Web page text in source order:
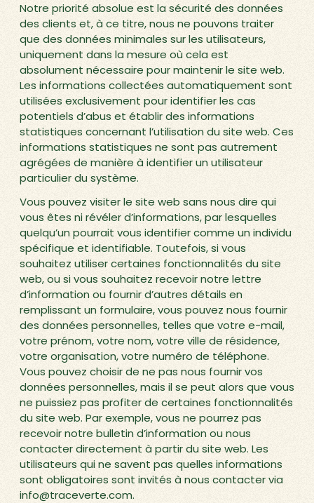
Notre priorité absolue est la sécurité des données
des clients et, à ce titre, nous ne pouvons traiter
que des données minimales sur les utilisateurs,
uniquement dans la mesure où cela est
absolument nécessaire pour maintenir le site web.
Les informations collectées automatiquement sont
utilisées exclusivement pour identifier les cas
potentiels d’abus et établir des informations
statistiques concernant l’utilisation du site web. Ces
informations statistiques ne sont pas autrement
agrégées de manière à identifier un utilisateur
particulier du système.
Vous pouvez visiter le site web sans nous dire qui
vous êtes ni révéler d’informations, par lesquelles
quelqu’un pourrait vous identifier comme un individu
spécifique et identifiable. Toutefois, si vous
souhaitez utiliser certaines fonctionnalités du site
web, ou si vous souhaitez recevoir notre lettre
d’information ou fournir d’autres détails en
remplissant un formulaire, vous pouvez nous fournir
des données personnelles, telles que votre e-mail,
votre prénom, votre nom, votre ville de résidence,
votre organisation, votre numéro de téléphone.
Vous pouvez choisir de ne pas nous fournir vos
données personnelles, mais il se peut alors que vous
ne puissiez pas profiter de certaines fonctionnalités
du site web. Par exemple, vous ne pourrez pas
recevoir notre bulletin d’information ou nous
contacter directement à partir du site web. Les
utilisateurs qui ne savent pas quelles informations
sont obligatoires sont invités à nous contacter via
info@traceverte.com.